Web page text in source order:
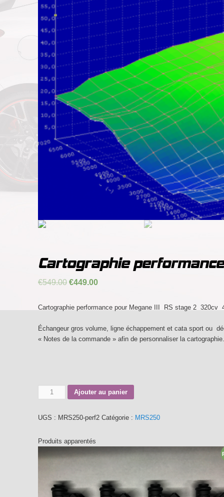
Cartographie
€549.00 €449.00
Cartographie performance pour Megane III RS stage 2
Échangeur gros volume, ligne échappement et cata sport ou
« Notes de la commande » afin de personnaliser la cartographie.
Quantité Ajouter au panier
UGS : MRS250-perf2 Catégorie : MRS250
Produits apparentés